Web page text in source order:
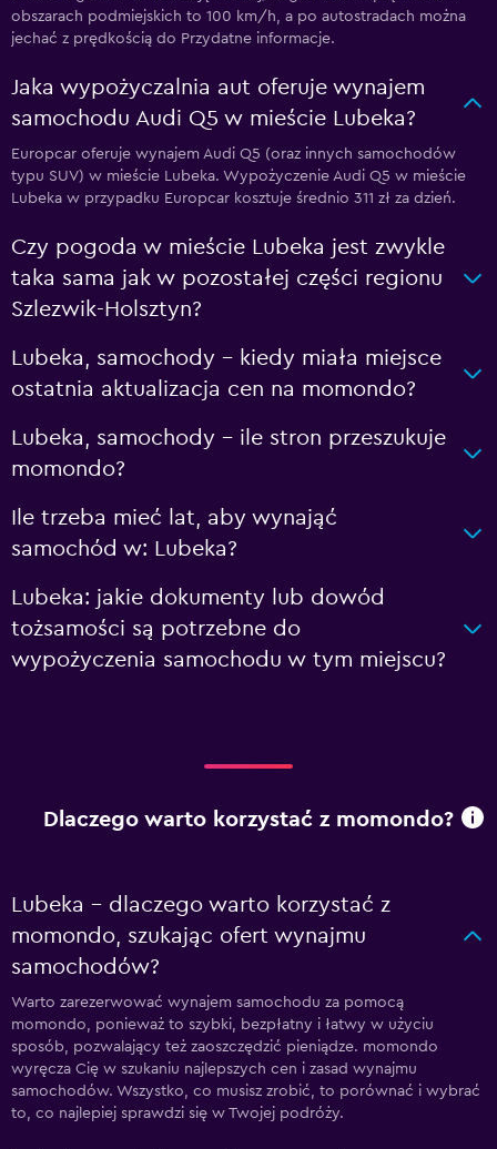
obszarach podmiejskich to 100 km/h, a po autostradach można
jechać z prędkością do Przydatne informacje.
Jaka wypożyczalnia aut oferuje wynajem
samochodu Audi Q5 w mieście Lubeka?
Europcar oferuje wynajem Audi Q5 (oraz innych samochodów
typu SUV) w mieście Lubeka. Wypożyczenie Audi Q5 w mieście
Lubeka w przypadku Europcar kosztuje średnio 311 zł za dzień.
Czy pogoda w mieście Lubeka jest zwykle
taka sama jak w pozostałej części regionu
Szlezwik-Holsztyn?
Lubeka, samochody – kiedy miała miejsce
ostatnia aktualizacja cen na momondo?
Lubeka, samochody – ile stron przeszukuje
momondo?
Ile trzeba mieć lat, aby wynająć
samochód w: Lubeka?
Lubeka: jakie dokumenty lub dowód
tożsamości są potrzebne do
wypożyczenia samochodu w tym miejscu?
Dlaczego warto korzystać z momondo?
Lubeka – dlaczego warto korzystać z
momondo, szukając ofert wynajmu
samochodów?
Warto zarezerwować wynajem samochodu za pomocą
momondo, ponieważ to szybki, bezpłatny i łatwy w użyciu
sposób, pozwalający też zaoszczędzić pieniądze. momondo
wyręcza Cię w szukaniu najlepszych cen i zasad wynajmu
samochodów. Wszystko, co musisz zrobić, to porównać i wybrać
to, co najlepiej sprawdzi się w Twojej podróży.